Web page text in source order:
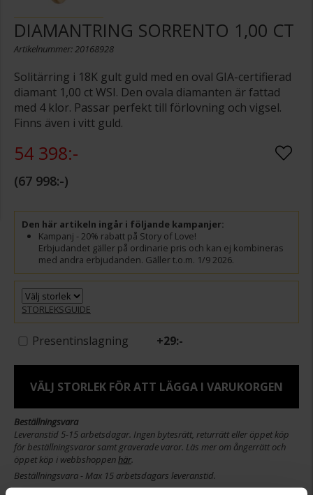
DIAMANTRING SORRENTO 1,00 CT
Artikelnummer: 20168928
Solitärring i 18K gult guld med en oval GIA-certifierad
diamant 1,00 ct WSI. Den ovala diamanten är fattad
med 4 klor. Passar perfekt till förlovning och vigsel.
Finns även i vitt guld.
54 398:-
67 998:-
Den här artikeln ingår i följande kampanjer:
Kampanj - 20% rabatt på Story of Love!
Erbjudandet gäller på ordinarie pris och kan ej kombineras
med andra erbjudanden. Gäller t.o.m. 1/9 2026.
STORLEKSGUIDE
Presentinslagning +29:-
VÄLJ STORLEK FÖR ATT LÄGGA I VARUKORGEN
Beställningsvara
Leveranstid 5-15 arbetsdagar. Ingen bytesrätt, returrätt eller öppet köp
för beställningsvaror samt graverade varor. Läs mer om ångerrätt och
öppet köp i webbshoppenhär.
Beställningsvara - Max 15 arbetsdagars leveranstid.